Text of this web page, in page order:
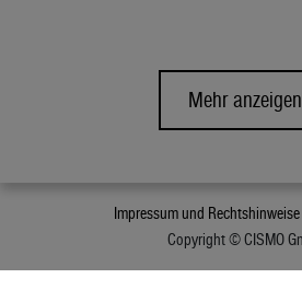
Mehr anzeigen
Impressum und
Copyright © CISMO